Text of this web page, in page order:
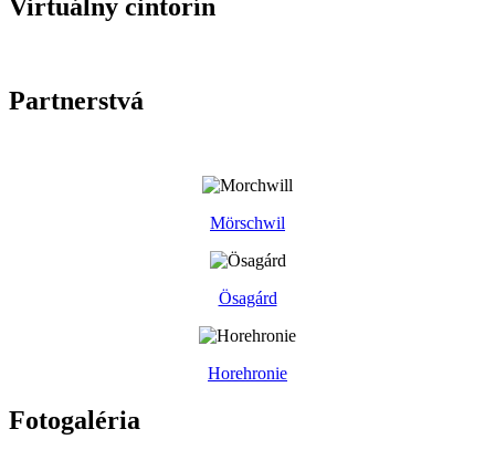
Virtuálny cintorín
Partnerstvá
Mörschwil
Ösagárd
Horehronie
Fotogaléria